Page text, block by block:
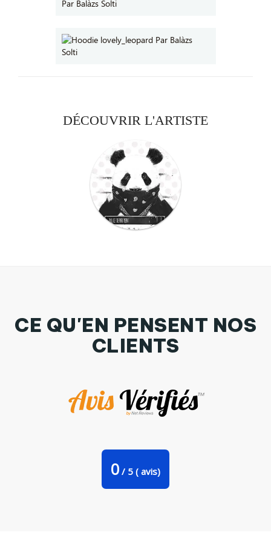
DÉCOUVRIR L'ARTISTE
CE QU'EN PENSENT NOS
CLIENTS
0 / 5 ( avis)